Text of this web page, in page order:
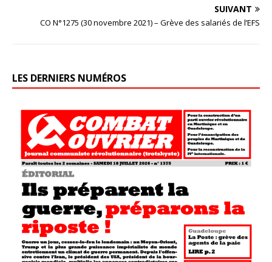
SUIVANT
CO N°1275 (30 novembre 2021) – Grève des salariés de l’EFS
LES DERNIERS NUMÉROS